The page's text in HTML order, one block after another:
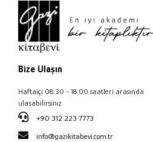
Bize Ulaşın
Haftaiçi 08:30 - 18:00 saatleri arasında
ulaşabilirsiniz.
+90 312 223 7773
info@gazikitabevi.com.tr